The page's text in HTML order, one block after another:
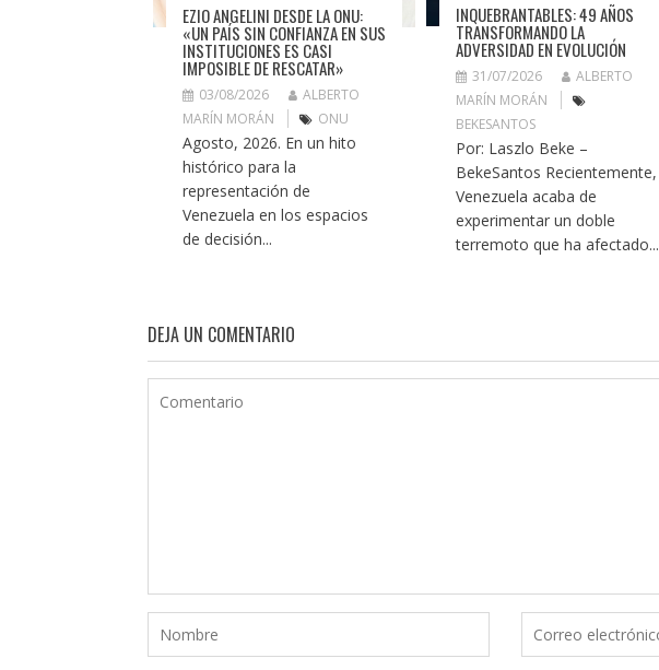
EZIO ANGELINI DESDE LA ONU:
«UN PAÍS SIN CONFIANZA EN SUS
INSTITUCIONES ES CASI
IMPOSIBLE DE RESCATAR»
03/08/2026
ALBERTO
MARÍN MORÁN
ONU
Agosto, 2026. En un hito
histórico para la
representación de
Venezuela en los espacios
de decisión...
INQUEBRANTABLES: 49 AÑOS
TRANSFORMANDO LA
ADVERSIDAD EN EVOLUCIÓN
31/07/2026
ALBERTO
MARÍN MORÁN
BEKESANTOS
Por: Laszlo Beke –
BekeSantos Recientemente,
Venezuela acaba de
experimentar un doble
terremoto que ha afectado...
DEJA UN COMENTARIO